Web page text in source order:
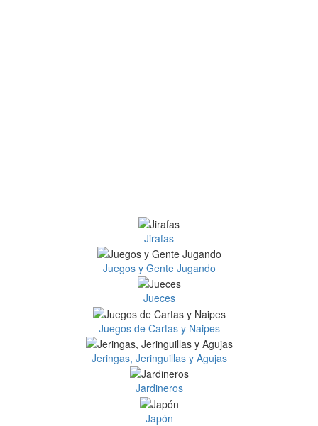
Jirafas
Juegos y Gente Jugando
Jueces
Juegos de Cartas y Naipes
Jeringas, Jeringuillas y Agujas
Jardineros
Japón